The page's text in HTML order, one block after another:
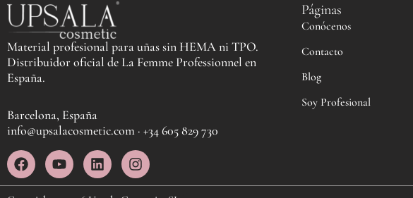
Material profesional para uñas sin HEMA ni TPO.
Distribuidor oficial de La Femme Professionnel en
España.
Barcelona, España
info@upsalacosmetic.com · +34 605 829 730
F
a
c
Y
o
u
L
i
n
I
n
s
Páginas
Conócenos
Contacto
Blog
Soy Profesional